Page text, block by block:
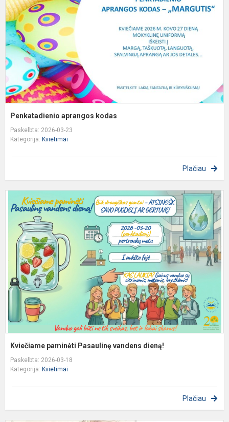
Penkatadienio aprangos kodas
Paskelbta: 2026-03-23
Kategorija: Kvietimai
Plačiau
Kviečiame paminėti Pasaulinę vandens dieną!
Paskelbta: 2026-03-18
Kategorija: Kvietimai
Plačiau